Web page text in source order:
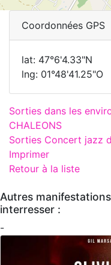
Coordonnées GPS
lat: 47°6'4.33"N
lng: 01°48'41.25"O
Sorties dans les
CHALEONS
Sorties Concert jazz
Imprimer
Retour à la liste
Autres
interresser :
-